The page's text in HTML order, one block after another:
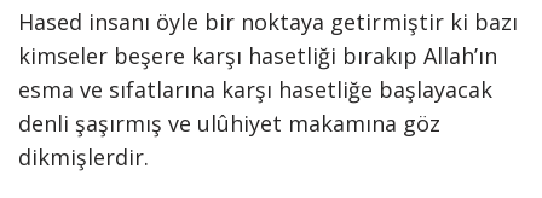
Hased insanı öyle bir noktaya getirmiştir ki bazı
kimseler beşere karşı hasetliği bırakıp Allah’ın
esma ve sıfatlarına karşı hasetliğe başlayacak
denli şaşırmış ve ulûhiyet makamına göz
dikmişlerdir.